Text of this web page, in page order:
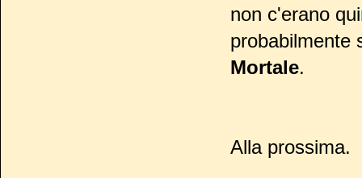
non c'erano
probabilmente
Mortale.
Alla prossima.